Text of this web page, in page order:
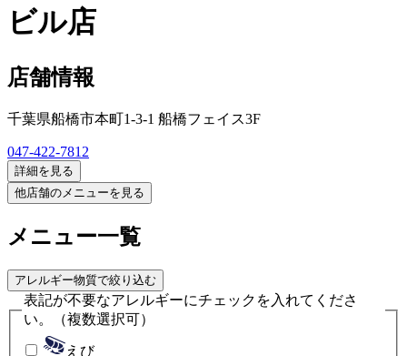
ビル店
店舗情報
千葉県船橋市本町1-3-1 船橋フェイス3F
047-422-7812
詳細を見る
他店舗のメニューを見る
メニュー一覧
アレルギー物質で絞り込む
表記が不要なアレルギーにチェックを入れてくださ
い。
（複数選択可）
えび